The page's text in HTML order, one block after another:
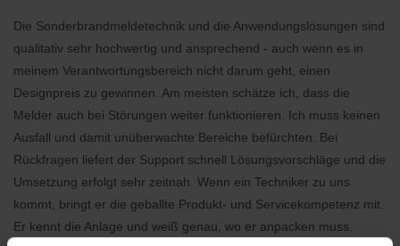
Die Sonderbrandmeldetechnik und die Anwendungslösungen sind
qualitativ sehr hochwertig und ansprechend - auch wenn es in
meinem Verantwortungsbereich nicht darum geht, einen
Designpreis zu gewinnen. Am meisten schätze ich, dass die
Melder auch bei Störungen weiter funktionieren. Ich muss keinen
Ausfall und damit unüberwachte Bereiche befürchten. Bei
Rückfragen liefert der Support schnell Lösungsvorschläge und die
Umsetzung erfolgt sehr zeitnah. Wenn ein Techniker zu uns
kommt, bringt er die geballte Produkt- und Servicekompetenz mit.
Er kennt die Anlage und weiß genau, wo er anpacken muss.